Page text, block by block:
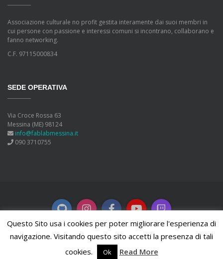
Associazione culturale no profit gestita interamente dai suoi membri in
cui persone con passione e interessi comuni si incontrano, collaborano e
fanno networking.
C.F. 97115000834
SEDE OPERATIVA
Via Croce Rossa 63
Messina (ME) 98124
info@fablabmessina.it
090 3710755
2026 FabLab Messina. Powered by
Questo Sito usa i cookies per poter migliorare l'esperienza di
navigazione. Visitando questo sito accetti la presenza di tali
cookies.
Ok Read More